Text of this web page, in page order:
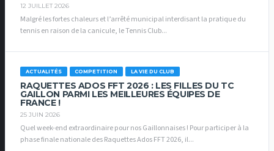
12 JUILLET 2026
Malgré les fortes chaleurs et l’arrêté municipal interdisant la pratique du
tennis en raison de la canicule, le Tennis Club...
ACTUALITÉS COMPETITION LA VIE DU CLUB
RAQUETTES ADOS FFT 2026 : LES FILLES DU TC
GAILLON PARMI LES MEILLEURES ÉQUIPES DE
FRANCE !
25 JUIN 2026
Quel week-end extraordinaire pour nos Gaillonnaises ! Pour participer à la
phase finale nationale des Raquettes Ados FFT 2026, il...